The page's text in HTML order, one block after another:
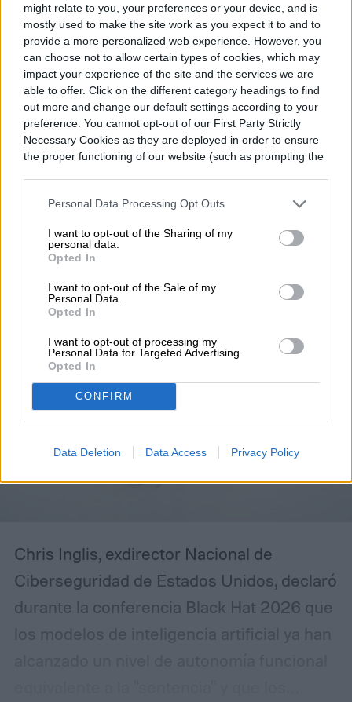
might relate to you, your preferences or your device, and is
mostly used to make the site work as you expect it to and to
provide a more personalized web experience. However, you
can choose not to allow certain types of cookies, which may
impact your experience of the site and the services we are
able to offer. Click on the different category headings to find
out more and change our default settings according to your
preference. You cannot opt-out of our First Party Strictly
Necessary Cookies as they are deployed in order to ensure
the proper functioning of our website (such as prompting the
Personal Data Processing Opt Outs
I want to opt-out of the Sharing of my
personal data.
Opted In
I want to opt-out of the Sale of my
Personal Data.
Opted In
I want to opt-out of processing my
Personal Data for Targeted Advertising.
Opted In
CONFIRM
Data Deletion Data Access Privacy Policy
Topics
Cómo el coronavirus afecta la industria tecnológica
Digital Trends en VivoHomepage
TENDENCIAS
Asimov tenía razón sobre
las leyes de la robótica a
propósito de la IA
Chris Inglis, exdirector Nacional de
Ciberseguridad de Estados Unidos, declaró
durante la conferencia Black Hat 2026 que
los modelos de inteligencia artificial ya han